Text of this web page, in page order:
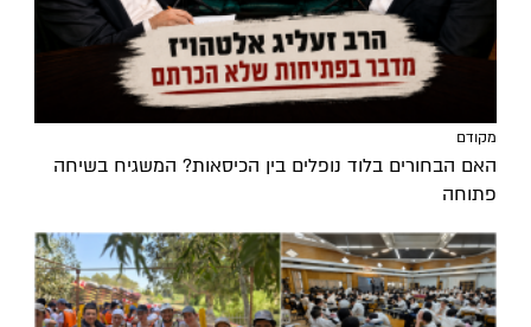
מקודם
האם הבחורים בלוד נופלים בין הכיסאות? המשגיח בשיחה
פתוחה